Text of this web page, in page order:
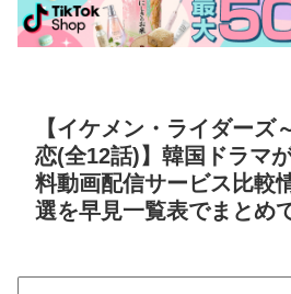
【イケメン・ライダーズ
恋(全12話)】韓国ドラマ
料動画配信サービス比較
選を早見一覧表でまとめ